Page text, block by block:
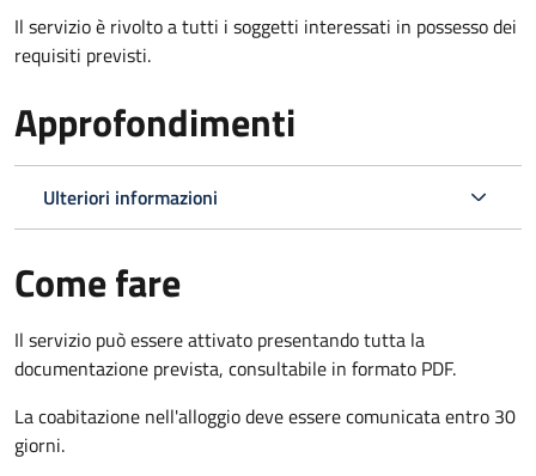
Il servizio è rivolto a tutti i soggetti interessati in possesso dei
requisiti previsti.
Approfondimenti
Ulteriori informazioni
Come fare
Il servizio può essere attivato presentando tutta la
documentazione prevista, consultabile in formato PDF.
La coabitazione nell'alloggio deve essere comunicata entro 30
giorni.